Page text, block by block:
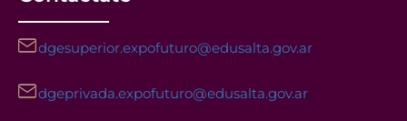
dgesuperior.expofuturo@edusalta.gov.ar
dgeprivada.expofuturo@edusalta.gov.ar